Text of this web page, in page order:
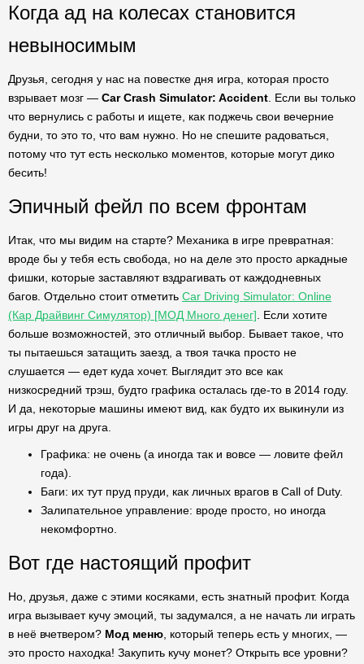
Когда ад на колесах становится
невыносимым
Друзья, сегодня у нас на повестке дня игра, которая просто
взрывает мозг — Car Crash Simulator: Accident . Если вы только
что вернулись с работы и ищете, как поджечь свои вечерние
будни, то это то, что вам нужно. Но не спешите радоваться,
потому что тут есть несколько моментов, которые могут дико
бесить!
Эпичный фейл по всем фронтам
Итак, что мы видим на старте? Механика в игре превратная:
вроде бы у тебя есть свобода, но на деле это просто аркадные
фишки, которые заставляют вздрагивать от каждодневных
багов. Отдельно стоит отметить Car Driving Simulator: Online
(Кар Драйвинг Симулятор) [МОД Много денег] . Если хотите
больше возможностей, это отличный выбор. Бывает такое, что
ты пытаешься затащить заезд, а твоя тачка просто не
слушается — едет куда хочет. Выглядит это все как
низкосредний трэш, будто графика осталась где-то в 2014 году.
И да, некоторые машины имеют вид, как будто их выкинули из
игры друг на друга.
Графика: не очень (а иногда так и вовсе — ловите фейл
года).
Баги: их тут пруд пруди, как личных врагов в Call of Duty.
Залипательное управление: вроде просто, но иногда
некомфортно.
Вот где настоящий профит
Но, друзья, даже с этими косяками, есть знатный профит. Когда
игра вызывает кучу эмоций, ты задумался, а не начать ли играть
в неё вчетвером? Мод меню , который теперь есть у многих, —
это просто находка! Закупить кучу монет? Открыть все уровни?